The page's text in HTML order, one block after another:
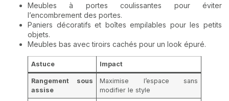
Meubles à portes coulissantes pour éviter
l’encombrement des portes.
Paniers décoratifs et boîtes empilables pour les petits
objets.
Meubles bas avec tiroirs cachés pour un look épuré.
Astuce Impact
Rangement sous
assise
Maximise l’espace sans
modifier le style